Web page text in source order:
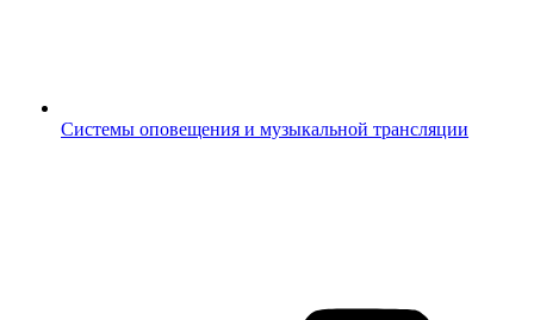
Системы оповещения и музыкальной трансляции